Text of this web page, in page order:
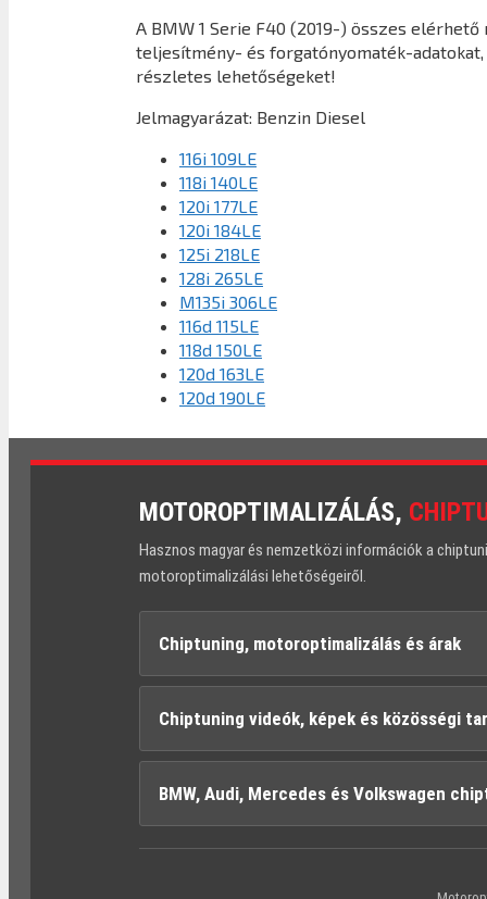
A BMW 1 Serie F40 (2019-) összes
teljesítmény- és forgatónyomaték-
részletes lehetőségeket!
Jelmagyarázat: Benzin Diesel
116i 109LE
118i 140LE
120i 177LE
120i 184LE
125i 218LE
128i 265LE
M135i 306LE
116d 115LE
118d 150LE
120d 163LE
120d 190LE
MOTOROPTIMALIZÁLÁS,
Hasznos magyar és nemzetközi információk a
motoroptimalizálási lehetőségeiről.
Chiptuning, motoroptimalizálás és árak
Chiptuning videók, képek és közösségi
BMW, Audi, Mercedes és Volkswagen